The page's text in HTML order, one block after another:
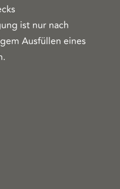
ist nur nach
Ausfüllen eines